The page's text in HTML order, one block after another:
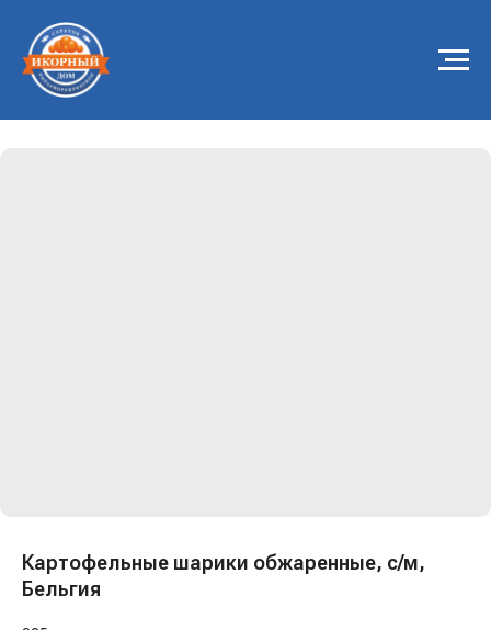
Картофельные шарики обжаренные, с/м,
Бельгия